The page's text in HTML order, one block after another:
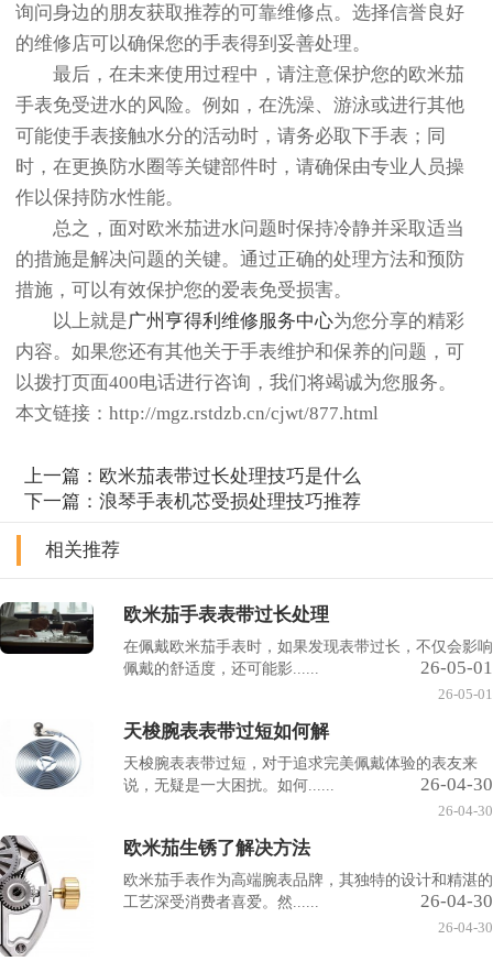
询问身边的朋友获取推荐的可靠维修点。选择信誉良好
的维修店可以确保您的手表得到妥善处理。
最后，在未来使用过程中，请注意保护您的欧米茄
手表免受进水的风险。例如，在洗澡、游泳或进行其他
可能使手表接触水分的活动时，请务必取下手表；同
时，在更换防水圈等关键部件时，请确保由专业人员操
作以保持防水性能。
总之，面对欧米茄进水问题时保持冷静并采取适当
的措施是解决问题的关键。通过正确的处理方法和预防
措施，可以有效保护您的爱表免受损害。
以上就是广州亨得利维修服务中心为您分享的精彩
内容。如果您还有其他关于手表维护和保养的问题，可
以拨打页面400电话进行咨询，我们将竭诚为您服务。
本文链接：http://mgz.rstdzb.cn/cjwt/877.html
上一篇： 欧米茄表带过长处理技巧是什么
下一篇：浪琴手表机芯受损处理技巧推荐
相关推荐
欧米茄手表表带过长处理
在佩戴欧米茄手表时，如果发现表带过长，不仅会影响
佩戴的舒适度，还可能影......
26-05-01
26-05-01
天梭腕表表带过短如何解
天梭腕表表带过短，对于追求完美佩戴体验的表友来
说，无疑是一大困扰。如何......
26-04-30
26-04-30
欧米茄生锈了解决方法
欧米茄手表作为高端腕表品牌，其独特的设计和精湛的
工艺深受消费者喜爱。然......
26-04-30
26-04-30